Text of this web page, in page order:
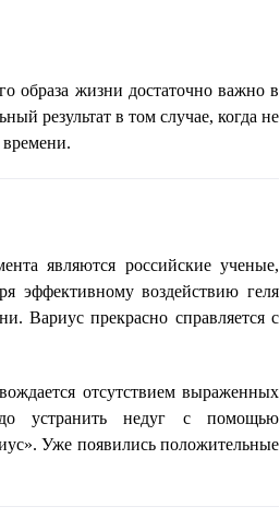
образа жизни достаточно важно в
результат в том случае, когда не
времени.
являются российские ученые,
эффективному воздействию геля
Вариус прекрасно справляется с
отсутствием выраженных
устранить недуг с помощью
Уже появились положительные